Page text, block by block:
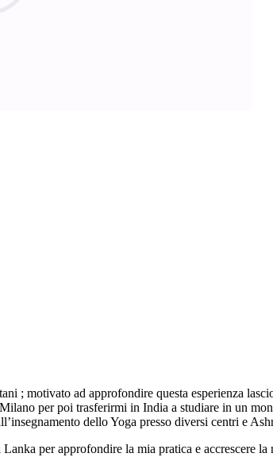
; motivato ad approfondire questa esperienza
per poi trasferirmi in India a studiare in un
dello Yoga presso diversi centri e
per approfondire la mia pratica e accrescere